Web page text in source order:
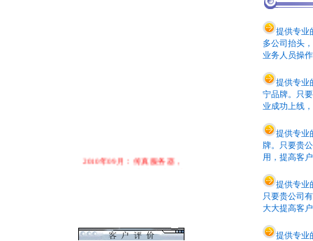
2010年09月：传真服务器，
2010年01月：祝各位新老朋
提供专业
多公司抬头
业务人员操
提供专业
宁品牌。只
业成功上线
提供专业
牌。只要贵
用，提高客
提供专业
只要贵公司
大大提高客
提供专业